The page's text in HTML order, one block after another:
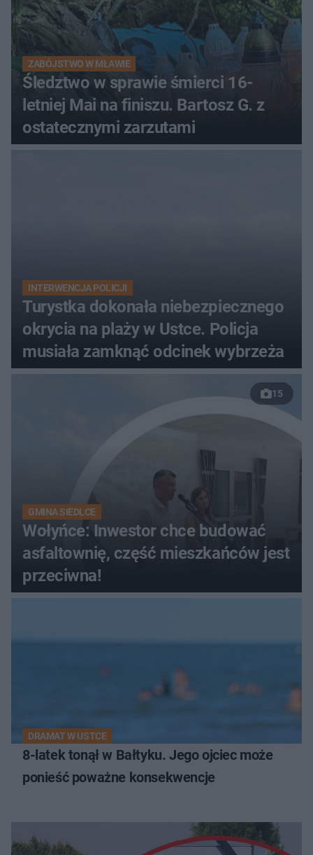
ZABÓJSTWO W MŁAWIE
Śledztwo w sprawie śmierci 16-
letniej Mai na finiszu. Bartosz G. z
ostatecznymi zarzutami
INTERWENCJA POLICJI
Turystka dokonała niebezpiecznego
okrycia na plaży w Ustce. Policja
musiała zamknąć odcinek wybrzeża
15
GMINA SIEDLCE
Wołyńce: Inwestor chce budować
asfaltownię, część mieszkańców jest
przeciwna!
DRAMAT W USTCE
8-latek tonął w Bałtyku. Jego ojciec może
ponieść poważne konsekwencje